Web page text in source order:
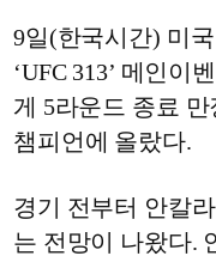
9일(한국시간) 미
‘UFC 313’ 메인이
게 5라운드 종료 만
챔피언에 올랐다.
경기 전부터 안칼
는 전망이 나왔다.